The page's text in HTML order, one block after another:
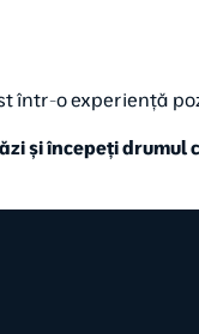
într-o experiență
și începeți